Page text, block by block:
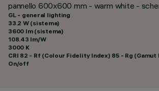
pannello 600x600 mm - warm white -
GL - general lighting
33.2 W (sistema)
3600 lm (sistema)
108.43 lm/W
3000 K
CRI 82 - Rf (Colour Fidelity Index) 85 - Rg (Gamut
On/off